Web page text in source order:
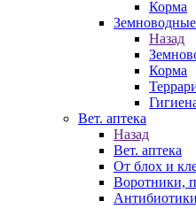
Корма
Назад
Корма
Вет. аптека
Назад
Вет. аптека
От блох и
Воротники,
Антибиотики